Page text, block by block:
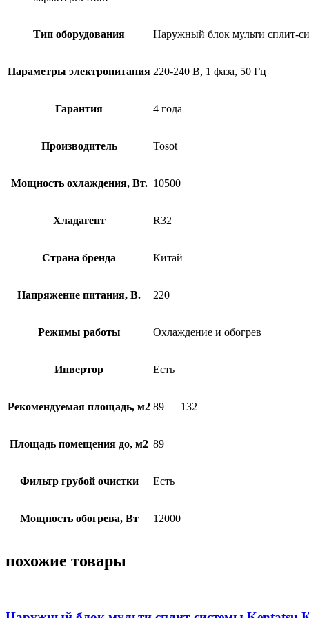
Тип оборудования Наружный блок мульти сплит-
Параметры электропитания 220-240 В, 1 фаза, 50 Гц
Гарантия 4 года
Производитель Tosot
Мощность охлаждения, Вт. 10500
Хладагент R32
Страна бренда Китай
Напряжение питания, В. 220
Режимы работы Охлаждение и обогрев
Инвертор Есть
Рекомендуемая площадь, м2 89 — 132
Площадь помещения до, м2 89
Фильтр грубой очистки Есть
Мощность обогрева, Вт 12000
похожие товары